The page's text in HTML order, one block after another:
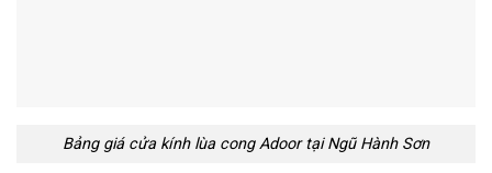
Bảng giá cửa kính lùa cong Adoor tại Ngũ Hành Sơn